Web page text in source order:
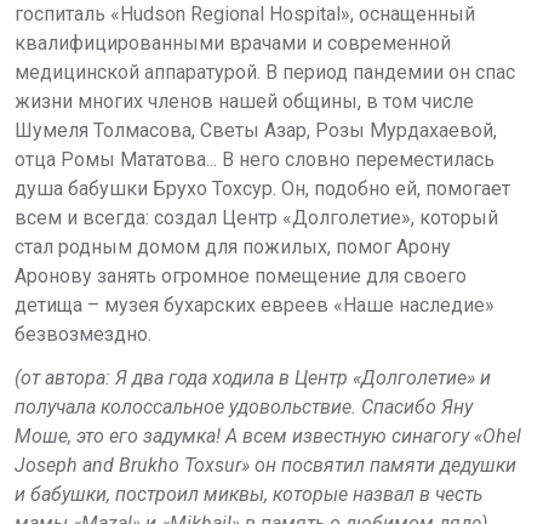
госпиталь «Hudson Regional Hospital», оснащенный
квалифицированными врачами и современной
медицинской аппаратурой. В период пандемии он спас
жизни многих членов нашей общины, в том числе
Шумеля Толмасова, Светы Азар, Розы Мурдахаевой,
отца Ромы Мататова... В него словно переместилась
душа бабушки Брухо Тохсур. Он, подобно ей, помогает
всем и всегда: создал Центр «Долголетие», который
стал родным домом для пожилых, помог Арону
Аронову занять огромное помещение для своего
детища – музея бухарских евреев «Наше наследие»
безвозмездно.
(oт автора: Я два года ходила в Центр «Долголетие» и
получaла колоссальное удовольствие. Спасибо Яну
Моше, это его задумка! А всем известную синагогу «Ohel
Joseph and Brukho Toxsur» он посвятил памяти дедушки
и бабушки, построил миквы, которые назвал в честь